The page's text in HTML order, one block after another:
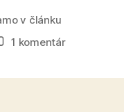
v článku
1 komentárna